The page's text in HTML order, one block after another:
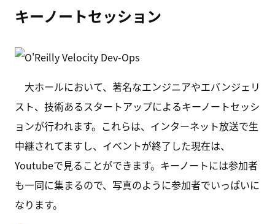
キーノートセッション
大ホールにおいて、著名なエンジニアやエバンジェリ
スト、技術あるスタートアップによるキーノートセッシ
ョンが行われます。これらは、インターネット放送で生
中継されてますし、イベントが終了した現在は、
Youtubeで見ることができます。キーノートには参加者
も一同に集まるので、写真のように参加者でいっぱいに
なります。